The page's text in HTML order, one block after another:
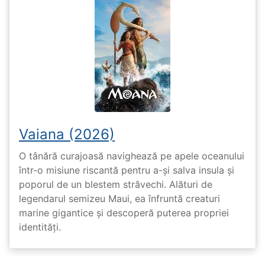
Vaiana (2026)
O tânără curajoasă navighează pe apele oceanului
într-o misiune riscantă pentru a-și salva insula și
poporul de un blestem străvechi. Alături de
legendarul semizeu Maui, ea înfruntă creaturi
marine gigantice și descoperă puterea propriei
identități.